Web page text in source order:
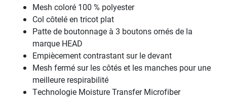
Mesh coloré 100 % polyester
Col côtelé en tricot plat
Patte de boutonnage à 3 boutons ornés de la
marque HEAD
Empiècement contrastant sur le devant
Mesh fermé sur les côtés et les manches pour une
meilleure respirabilité
Technologie Moisture Transfer Microfiber